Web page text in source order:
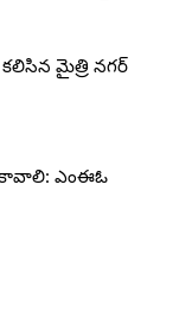
కలిసిన మైత్రి నగర్
ఎంఈఓ